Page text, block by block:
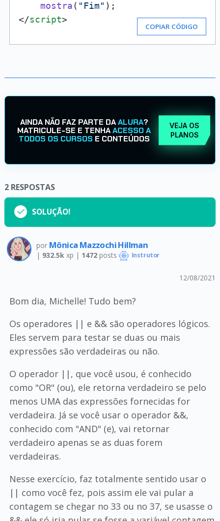
mostra( "Fim"
</script>
COPIAR CÓDIGO
AINDA NÃO FAZ PARTE DAALURA?
MATRICULE-SE E TENHAACESSO A
TODOS OS CURSOS E CONTEÚDOS
VEJA OS
PLANOS
2 RESPOSTAS
SOLUÇÃO!
por Mônica Mazzochi Hillman
| 932.5k xp | 1472posts Instrutor
12/08/2021
Bom dia, Michelle! Tudo bem?
Os operadores || e && são operadores lógicos.
Eles servem para testar se duas ou mais
expressões são verdadeiras ou não.
O operador ||, que você usou, é conhecido
como "OR" (ou), ele retorna verdadeiro se pelo
menos UMA das expressões fornecidas for
verdadeira. Já se você usar o operador &&,
conhecido com "AND" (e), vai retornar
verdadeiro apenas se as duas forem
verdadeiras.
Nesse exercício, faz totalmente sentido usar o
|| como você fez, pois assim ele vai pular a
contagem se chegar no 33 ou no 37, se usasse o